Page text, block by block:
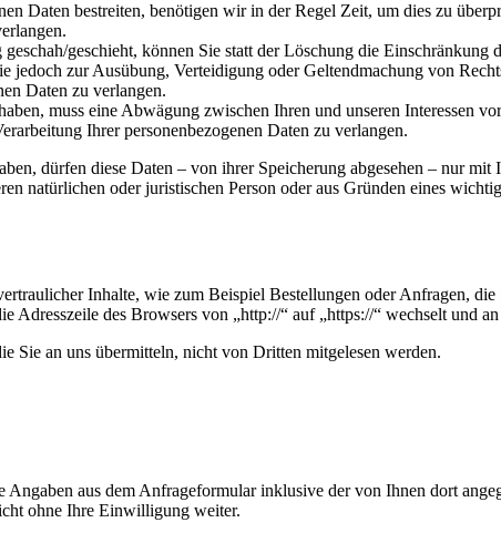
Daten bestreiten, benötigen wir in der Regel Zeit, um dies zu
geschieht, können Sie statt der Löschung die Einschränkung
zur Ausübung, Verteidigung oder Geltendmachung von
Daten zu verlangen.
muss eine Abwägung zwischen Ihren und unseren Interessen
Ihrer personenbezogenen Daten zu verlangen.
dürfen diese Daten – von ihrer Speicherung abgesehen – nur
natürlichen oder juristischen Person oder aus Gründen eines
Inhalte, wie zum Beispiel Bestellungen oder Anfragen,
Adresszeile des Browsers von „http://“ auf „https://“ wechselt und
Sie an uns übermitteln, nicht von Dritten mitgelesen werden.
aus dem Anfrageformular inklusive der von Ihnen dort
ohne Ihre Einwilligung weiter.